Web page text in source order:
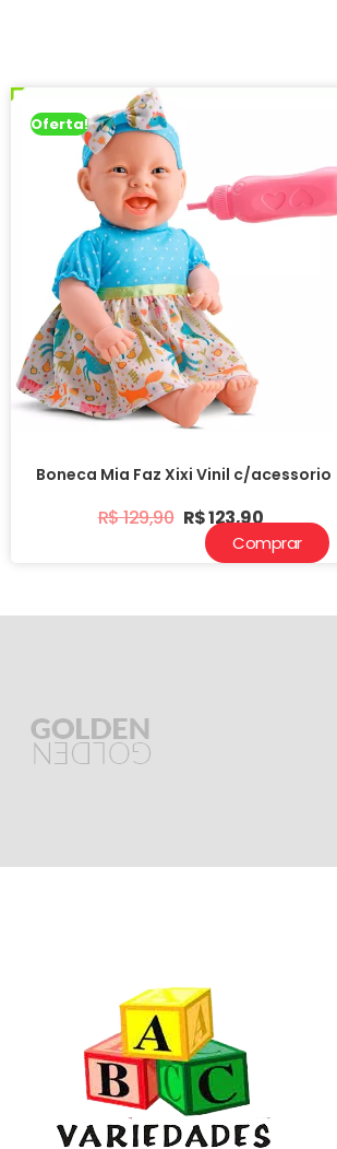
Oferta!
Boneca Mia Faz Xixi Vinil c/acessorio
R$129,90 R$123,90
Comprar